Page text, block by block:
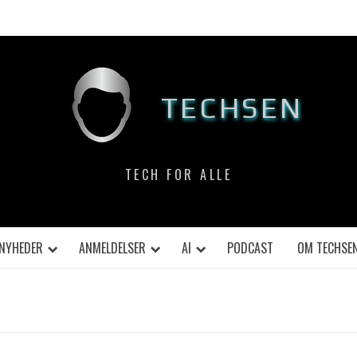
TECHSEN
TECH FOR ALLE
NYHEDER ANMELDELSER AI PODCAST OM